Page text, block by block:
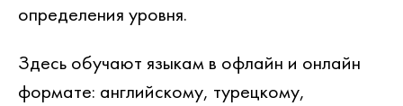
определения уровня.
Здесь обучают языкам в офлайн и онлайн
формате: английскому, турецкому,